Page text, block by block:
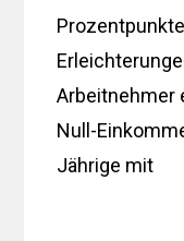
Arbeitnehmer
Null-
Jährige mit